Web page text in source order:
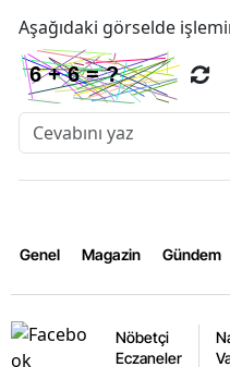
Aşağıdaki görselde
Genel Magazin Gündem
Nöbetçi
Eczaneler